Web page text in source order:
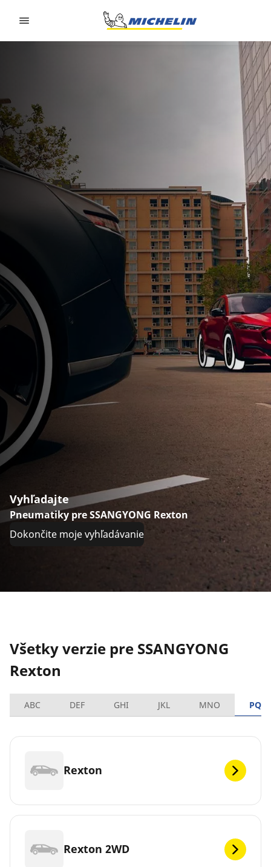
Vyhľadajte
Pneumatiky pre SSANGYONG Rexton
Dokončite moje vyhľadávanie
Všetky verzie pre SSANGYONG
Rexton
ABC DEF GHI JKL MNO PQRS
Rexton
Rexton 2WD